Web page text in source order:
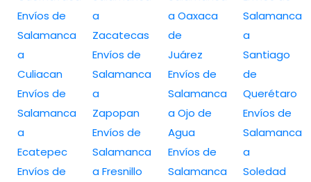
Envíos de
Salamanca
a
Culiacan
Envíos de
Salamanca
a
Ecatepec
Envíos de
a
Zacatecas
Envíos de
Salamanca
a
Zapopan
Envíos de
Salamanca
a Fresnillo
a Oaxaca
de
Juárez
Envíos de
Salamanca
a Ojo de
Agua
Envíos de
Salamanca
Salamanca
a
Santiago
de
Querétaro
Envíos de
Salamanca
a
Soledad